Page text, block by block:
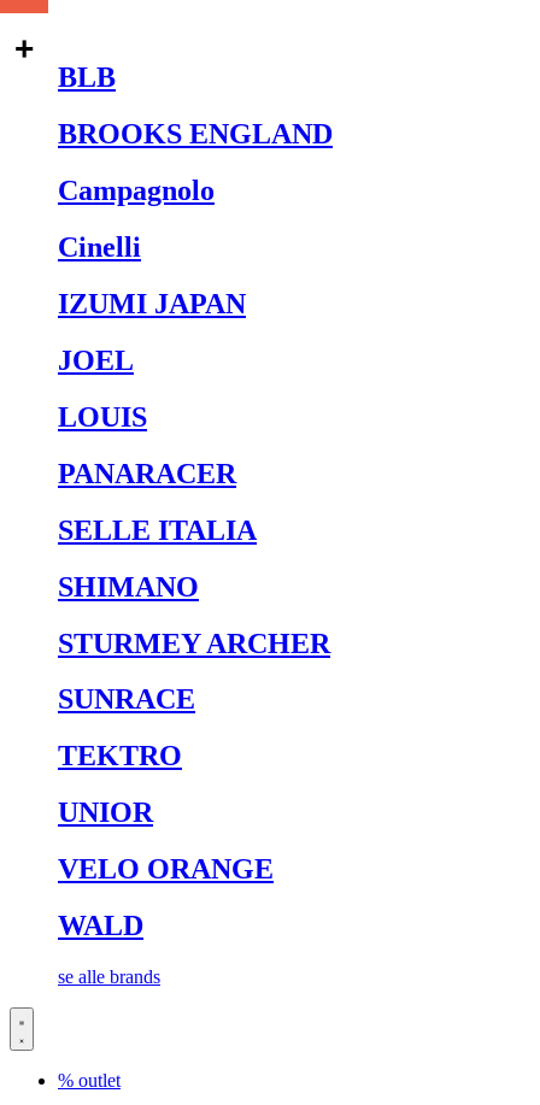
BLB
BROOKS ENGLAND
Campagnolo
Cinelli
IZUMI JAPAN
JOEL
LOUIS
PANARACER
SELLE ITALIA
SHIMANO
STURMEY ARCHER
SUNRACE
TEKTRO
UNIOR
VELO ORANGE
WALD
se alle brands
% outlet